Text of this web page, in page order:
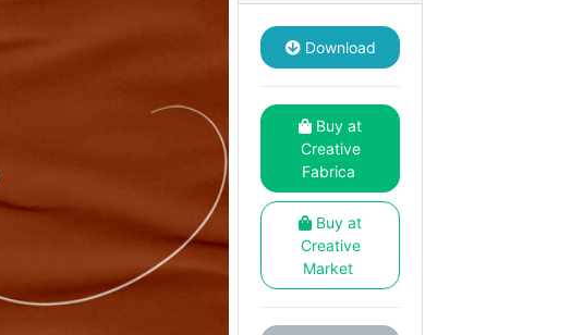
Download
Buy at
Creative
Fabrica
Buy at
Creative
Market